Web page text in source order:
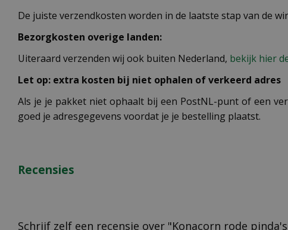
De juiste verzendkosten worden in de laatste stap van de
Bezorgkosten overige landen:
Uiteraard verzenden wij ook buiten Nederland, bekijk hier
Let op: extra kosten bij niet ophalen of verkeerd adres
Als je je pakket niet ophaalt bij een PostNL-punt of een
goed je adresgegevens voordat je je bestelling plaatst.
Recensies
Schrijf zelf een recensie over "Konacorn rode